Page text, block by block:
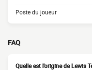
Poste du joueur
FAQ
Quelle est l'origine de Lewis